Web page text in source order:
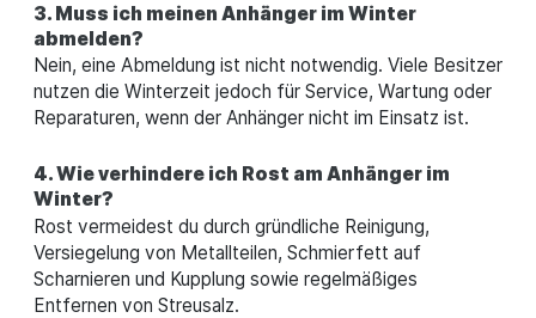
3. Muss ich meinen Anhänger im Winter
abmelden?
Nein, eine Abmeldung ist nicht notwendig. Viele Besitzer
nutzen die Winterzeit jedoch für Service, Wartung oder
Reparaturen, wenn der Anhänger nicht im Einsatz ist.
4. Wie verhindere ich Rost am Anhänger im
Winter?
Rost vermeidest du durch gründliche Reinigung,
Versiegelung von Metallteilen, Schmierfett auf
Scharnieren und Kupplung sowie regelmäßiges
Entfernen von Streusalz.